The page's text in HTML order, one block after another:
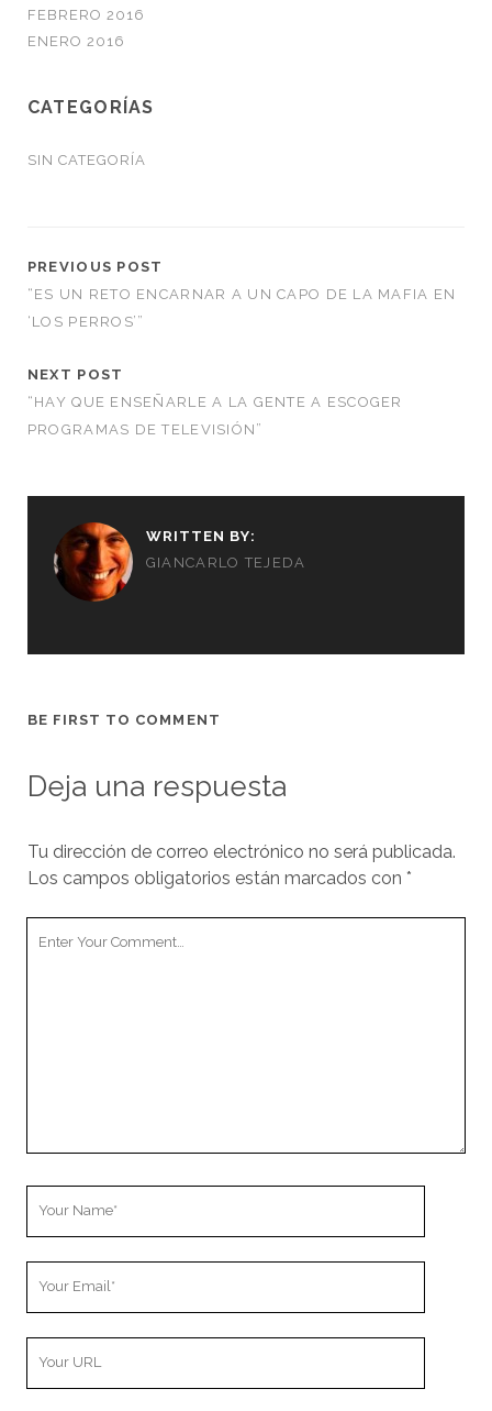
FEBRERO 2016
ENERO 2016
CATEGORÍAS
SIN CATEGORÍA
PREVIOUS POST
“ES UN RETO ENCARNAR A UN CAPO DE LA MAFIA EN
‘LOS PERROS’”
NEXT POST
“HAY QUE ENSEÑARLE A LA GENTE A ESCOGER
PROGRAMAS DE TELEVISIÓN”
WRITTEN BY:
GIANCARLO TEJEDA
BE FIRST TO COMMENT
Deja una respuesta
Tu dirección de correo electrónico no será publicada.
Los campos obligatorios están marcados con *